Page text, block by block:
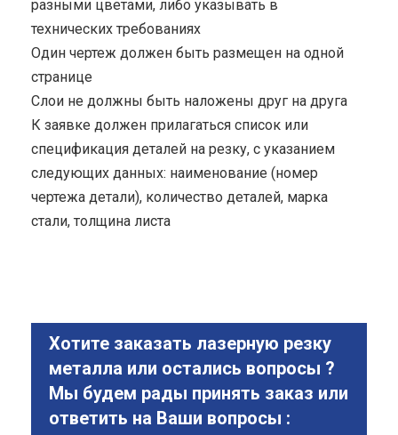
разными цветами, либо указывать в
технических требованиях
Один чертеж должен быть размещен на одной
странице
Cлои не должны быть наложены друг на друга
К заявке должен прилагаться список или
спецификация деталей на резку, с указанием
следующих данных: наименование (номер
чертежа детали), количество деталей, марка
стали, толщина листа
Хотите заказать лазерную резку
металла или остались вопросы ?
Мы будем рады принять заказ или
ответить на Ваши вопросы :